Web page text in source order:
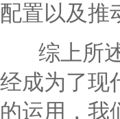
配置以及推
综上所述
经成为了现
的运用，我